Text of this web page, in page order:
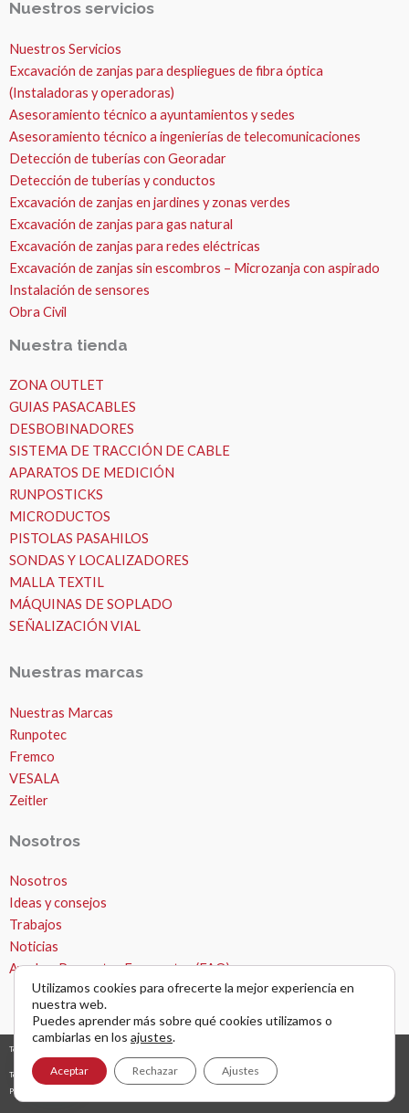
Nuestros servicios
Nuestros Servicios
Excavación de zanjas para despliegues de fibra óptica
(Instaladoras y operadoras)
Asesoramiento técnico a ayuntamientos y sedes
Asesoramiento técnico a ingenierías de telecomunicaciones
Detección de tuberías con Georadar
Detección de tuberías y conductos
Excavación de zanjas en jardines y zonas verdes
Excavación de zanjas para gas natural
Excavación de zanjas para redes eléctricas
Excavación de zanjas sin escombros – Microzanja con aspirado
Instalación de sensores
Obra Civil
Nuestra tienda
ZONA OUTLET
GUIAS PASACABLES
DESBOBINADORES
SISTEMA DE TRACCIÓN DE CABLE
APARATOS DE MEDICIÓN
RUNPOSTICKS
MICRODUCTOS
PISTOLAS PASAHILOS
SONDAS Y LOCALIZADORES
MALLA TEXTIL
MÁQUINAS DE SOPLADO
SEÑALIZACIÓN VIAL
Nuestras marcas
Nuestras Marcas
Runpotec
Fremco
VESALA
Zeitler
Nosotros
Nosotros
Ideas y consejos
Trabajos
Noticias
Ayuda – Preguntas Frecuentes (FAQ)
Todos los derechos © 2026 Microzanjas, canalizaciones y apertura de zanjas. |
Términos y condiciones de uso Política de privacidad
AVISO LEGAL Y NAVEGACIÓN POR WEB
Política de cookies
Utilizamos cookies para ofrecerte la mejor experiencia en
nuestra web.
Puedes aprender más sobre qué cookies utilizamos o
cambiarlas en los ajustes.
Aceptar Rechazar Ajustes